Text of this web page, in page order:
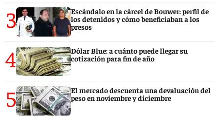
3
Escándalo en la cárcel de Bouwer: perfil de
los detenidos y cómo beneficiaban a los
presos
4
Dólar Blue: a cuánto puede llegar su
cotización para fin de año
5
El mercado descuenta una devaluación del
peso en noviembre y diciembre